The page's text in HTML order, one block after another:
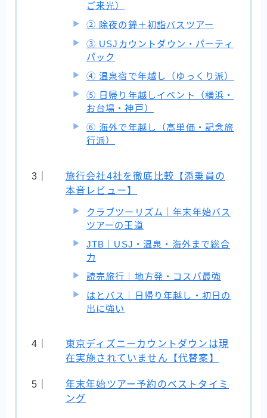
ご来光）
② 除夜の鐘＋初詣バスツアー
③ USJカウントダウン・パーティ
パック
④ 温泉宿で年越し（ゆっくり派）
⑤ 日帰り年越しイベント（横浜・
お台場・神戸）
⑥ 海外で年越し（高単価・記念旅
行派）
旅行会社4社を徹底比較【添乗員の
本音レビュー】
クラブツーリズム｜年末年始バス
ツアーの王道
JTB｜USJ・温泉・海外まで総合
力
読売旅行｜地方発・コスパ最強
はとバス｜日帰り年越し・初日の
出に強い
東京ディズニーカウントダウンは現
在実施されていません【代替案】
年末年始ツアー予約のベストタイミ
ング